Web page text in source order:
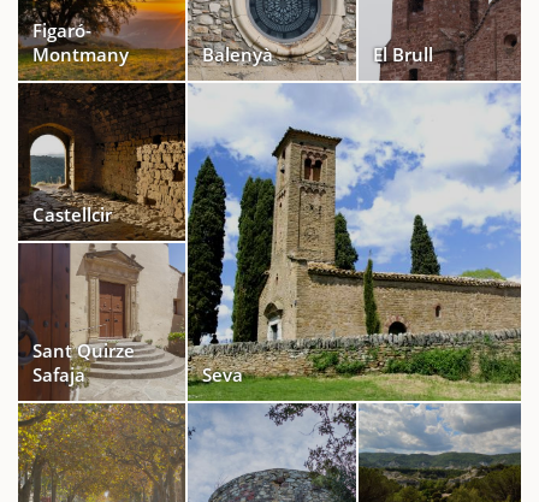
Figaró-
Montmany
Balenyà El Brull
Castellcir
Sant Quirze
Safaja
Seva